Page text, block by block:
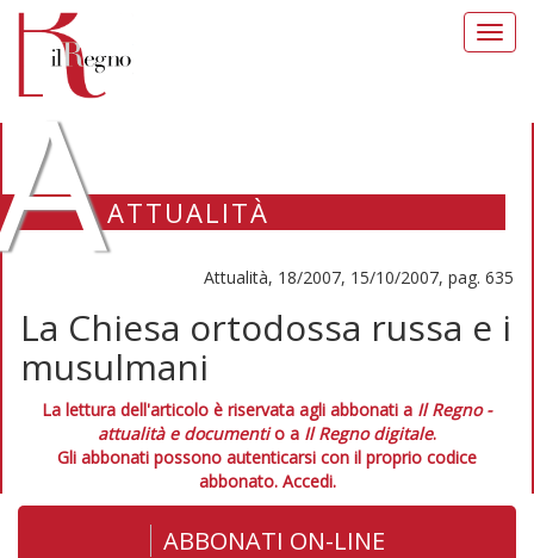
ATTUALITÀ
Attualità, 18/2007, 15/10/2007, pag. 635
La Chiesa ortodossa russa e i
musulmani
La lettura dell'articolo è riservata agli abbonati a Il Regno -
attualità e documentio a Il Regno digitale.
Gli abbonati possono autenticarsi con il proprio codice
abbonato. Accedi.
ABBONATI ON-LINE